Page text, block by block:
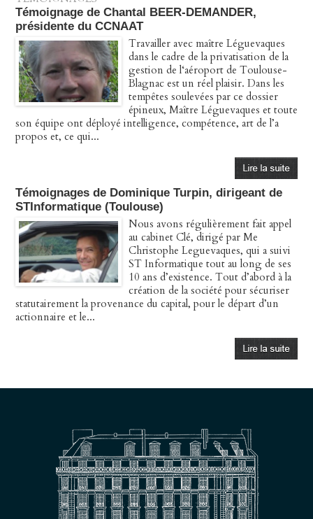
Témoignage de Chantal BEER-DEMANDER,
présidente du CCNAAT
Travailler avec maître Léguevaques
dans le cadre de la privatisation de la
gestion de l‘aéroport de Toulouse-
Blagnac est un réel plaisir. Dans les
tempêtes soulevées par ce dossier
épineux, Maître Léguevaques et toute
son équipe ont déployé intelligence, compétence, art de l’a
propos et, ce qui...
Témoignages de Dominique Turpin, dirigeant de
STInformatique (Toulouse)
Nous avons régulièrement fait appel
au cabinet Clé, dirigé par Me
Christophe Leguevaques, qui a suivi
ST Informatique tout au long de ses
10 ans d’existence. Tout d’abord à la
création de la société pour sécuriser
statutairement la provenance du capital, pour le départ d’un
actionnaire et le...